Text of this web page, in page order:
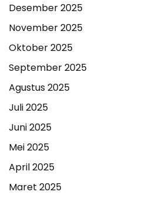
Desember 2025
November 2025
Oktober 2025
September 2025
Agustus 2025
Juli 2025
Juni 2025
Mei 2025
April 2025
Maret 2025